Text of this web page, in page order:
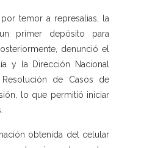
temor a represalias, la
primer depósito para
denunció el
y la Dirección Nacional
Resolución de Casos de
lo que permitió iniciar
obtenida del celular